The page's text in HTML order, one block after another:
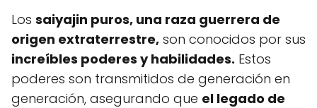
Los saiyajin puros, una raza guerrera de
origen extraterrestre, son conocidos por sus
increíbles poderes y habilidades. Estos
poderes son transmitidos de generación en
generación, asegurando que el legado de